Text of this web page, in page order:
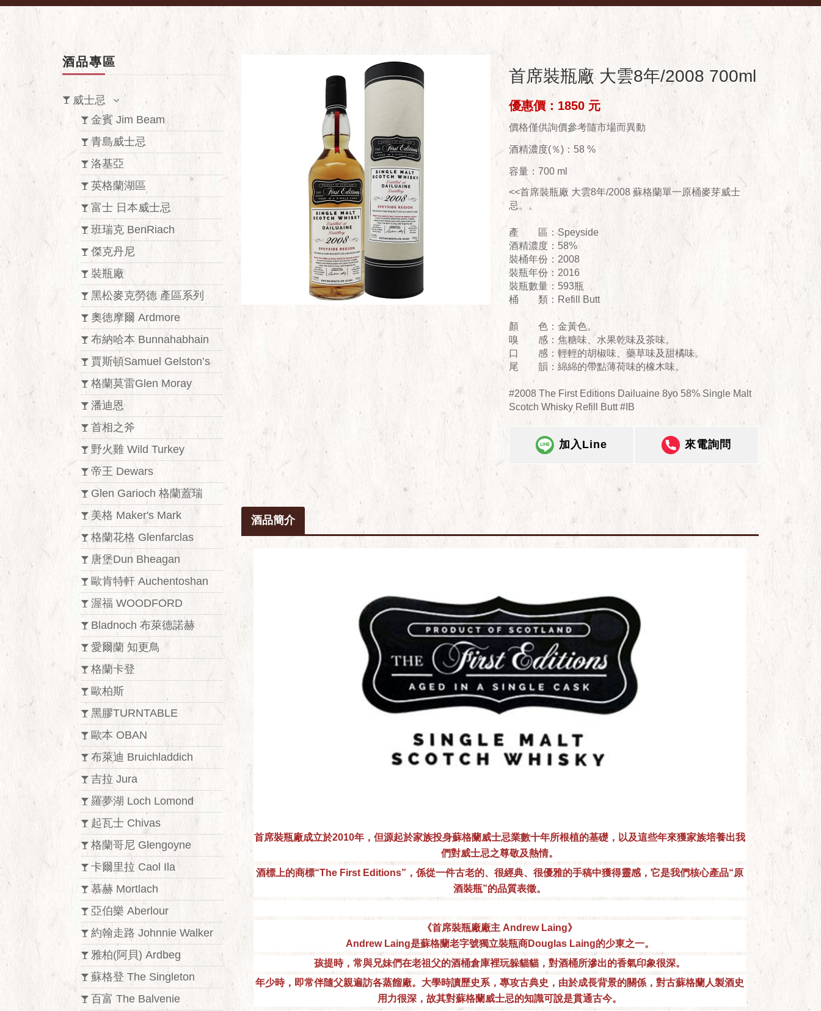
酒品專區
威士忌
金賓 Jim Beam
青島威士忌
洛基亞
英格蘭湖區
富士 日本威士忌
班瑞克 BenRiach
傑克丹尼
裝瓶廠
黑松麥克勞德 產區系列
奧徳摩爾 Ardmore
布納哈本 Bunnahabhain
賈斯頓Samuel Gelston’s
格蘭莫雷Glen Moray
潘迪恩
首相之斧
野火雞 Wild Turkey
帝王 Dewars
Glen Garioch 格蘭蓋瑞
美格 Maker's Mark
格蘭花格 Glenfarclas
唐堡Dun Bheagan
歐肯特軒 Auchentoshan
渥福 WOODFORD
Bladnoch 布萊德諾赫
愛爾蘭 知更鳥
格蘭卡登
歐柏斯
黑膠TURNTABLE
歐本 OBAN
布萊迪 Bruichladdich
吉拉 Jura
羅夢湖 Loch Lomond
起瓦士 Chivas
格蘭哥尼 Glengoyne
卡爾里拉 Caol Ila
慕赫 Mortlach
亞伯樂 Aberlour
約翰走路 Johnnie Walker
雅柏(阿貝) Ardbeg
蘇格登 The Singleton
百富 The Balvenie
首席裝瓶廠 大雲8年/2008 700ml
優惠價：1850 元
價格僅供詢價參考隨市場而異動
酒精濃度(％)：58 %
容量：700 ml
<<首席裝瓶廠 大雲8年/2008 蘇格蘭單一原桶麥芽威士
忌。。
產 區：Speyside
酒精濃度：58%
裝桶年份：2008
裝瓶年份：2016
裝瓶數量：593瓶
桶 類：Refill Butt
顏 色：金黃色。
嗅 感：焦糖味、水果乾味及茶味。
口 感：輕輕的胡椒味、藥草味及甜橘味。
尾 韻：綿綿的帶點薄荷味的橡木味。
#2008 The First Editions Dailuaine 8yo 58% Single Malt
Scotch Whisky Refill Butt #IB
加入Line 來電詢問
酒品簡介
首席裝瓶廠成立於2010年，但源起於家族投身蘇格蘭威士忌業數十年所根植的基礎，以及這些年來獲家族培養出我
們對威士忌之尊敬及熱情。
酒標上的商標“The First Editions”，係從一件古老的、很經典、很優雅的手稿中獲得靈感，它是我們核心產品“原
酒裝瓶”的品質表徵。
《首席裝瓶廠廠主 Andrew Laing》
Andrew Laing是蘇格蘭老字號獨立裝瓶商Douglas Laing的少東之一。
孩提時，常與兄妹們在老祖父的酒桶倉庫裡玩躲貓貓，對酒桶所滲出的香氣印象很深。
年少時，即常伴隨父親遍訪各蒸餾廠。大學時讀歷史系，專攻古典史，由於成長背景的關係，對古蘇格蘭人製酒史
用力很深，故其對蘇格蘭威士忌的知識可說是貫通古今。